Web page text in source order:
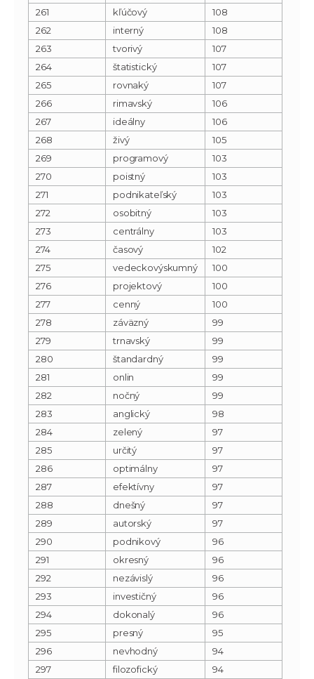
261
kľúčový
108
262
interný
108
263
tvorivý
107
264
štatistický
107
265
rovnaký
107
266
rimavský
106
267
ideálny
106
268
živý
105
269
programový
103
270
poistný
103
271
podnikateľský
103
272
osobitný
103
273
centrálny
103
274
časový
102
275
vedeckovýskumný
100
276
projektový
100
277
cenný
100
278
záväzný
99
279
trnavský
99
280
štandardný
99
281
onlin
99
282
nočný
99
283
anglický
98
284
zelený
97
285
určitý
97
286
optimálny
97
287
efektívny
97
288
dnešný
97
289
autorský
97
290
podnikový
96
291
okresný
96
292
nezávislý
96
293
investičný
96
294
dokonalý
96
295
presný
95
296
nevhodný
94
297
filozofický 94